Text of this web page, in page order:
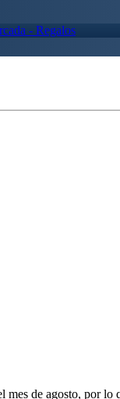
- Regalos
de agosto, por